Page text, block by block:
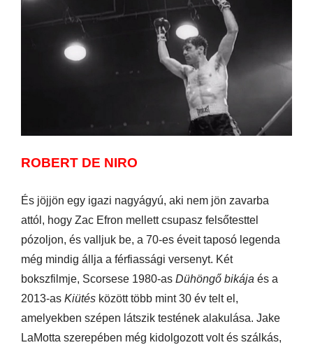
ROBERT DE NIRO
És jöjjön egy igazi nagyágyú, aki nem jön zavarba
attól, hogy Zac Efron mellett csupasz felsőtesttel
pózoljon, és valljuk be, a 70-es éveit taposó legenda
még mindig állja a férfiassági versenyt. Két
bokszfilmje, Scorsese 1980-as Dühöngő bikája és a
2013-as Kiütés között több mint 30 év telt el,
amelyekben szépen látszik testének alakulása. Jake
LaMotta szerepében még kidolgozott volt és szálkás,